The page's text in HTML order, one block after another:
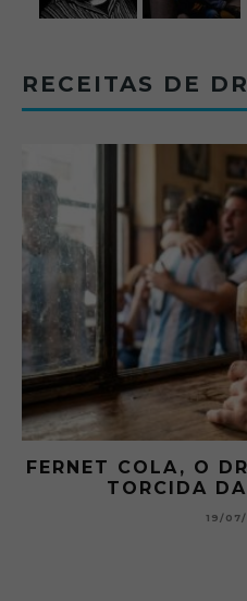
RECEITAS DE
FERNET COLA, O
TORCIDA
19/